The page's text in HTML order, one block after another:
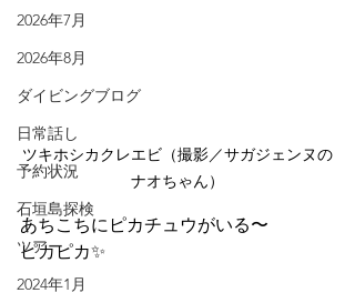
2026年7月
2026年8月
ダイビングブログ
日常話し
予約状況
石垣島探検
ツアー
2024年1月
ツキホシカクレエビ（撮影／サガジェンヌの
ナオちゃん）
あちこちにピカチュウがいる〜
ピカピカ✨